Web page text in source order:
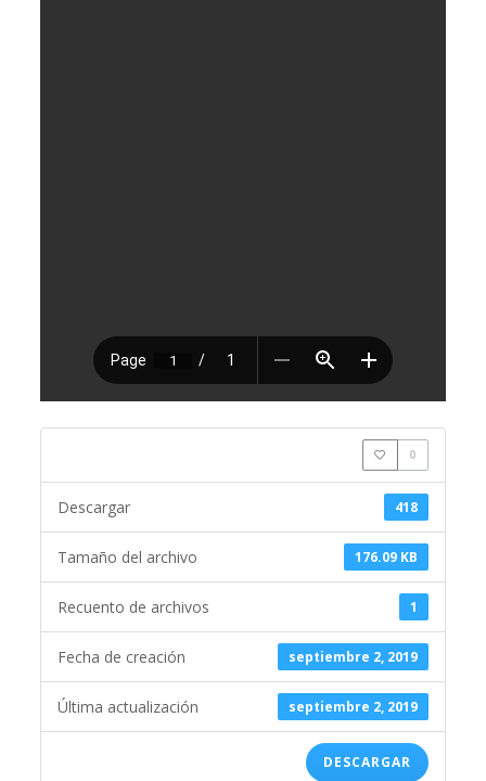
0
418
Descargar
176.09 KB
Tamaño del archivo
1
Recuento de archivos
septiembre 2, 2019
Fecha de creación
septiembre 2, 2019
Última actualización
DESCARGAR